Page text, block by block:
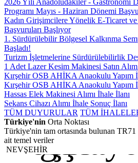
2026 Yılı Anadoludakiler - Gastronomi
Programı Mayıs - Haziran Dönemi
Kadın Girişimcilere Yönelik E-Ticaret
Başvuruları Başlıyor
1. Sürdürülebilir Bölgesel Kalkınma
Başladı!
Turizm İşletmelerine Sürdürülebilirlik
1 Adet Lazer Kesim Makinesi Satın
Kırşehir OSB AHİKA Anaokulu Yapım
Kırşehir OSB AHİKA Anaokulu Yapım
Hassas Elek Makinesi Alımı İhale İlanı
Sekans Cihazı Alımı İhale Sonuç İlanı
TÜM DUYURULAR TÜM
Türkiye'nin Orta Noktası
Türkiye'nin tam ortasında bulunan
ait temel veriler
NEVŞEHİR
Kırşehir
Nevşehir
Aksaray
Niğde